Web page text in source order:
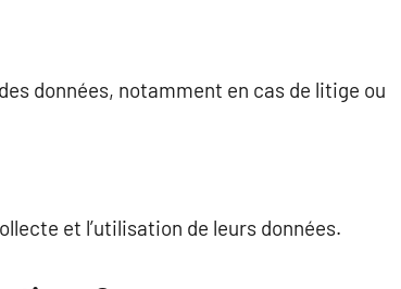
données, notamment en cas de litige ou
et l’utilisation de leurs données.